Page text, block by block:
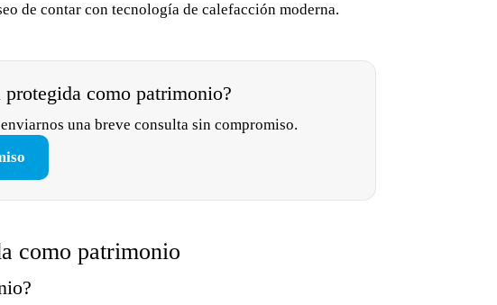
de contar con tecnología de calefacción moderna.
protegida como patrimonio?
una breve consulta sin compromiso.
como patrimonio